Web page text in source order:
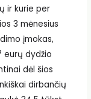
ir kurie per
3 mėnesius
įmokas,
eurų dydžio
dėl šios
dirbančių